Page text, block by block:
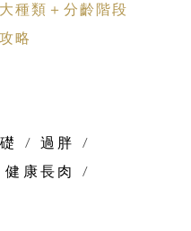
種類＋分齡階段
略
/ 過胖
/
健康長肉
/